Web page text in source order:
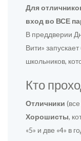
Для
вход во ВСЕ
В преддверии
Вити»
школьников,
Кто
Отличники
Хорошисты,
«5» и две «4» в